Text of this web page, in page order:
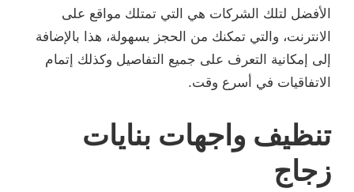
الأفضل لتلك الشركات هي التي تمتلك مواقع على
الانترنت، والتي تمكنك من الحجز بسهولة، هذا بالإضافة
إلى إمكانية التعرف على جميع التفاصيل وكذلك إتمام
الاتفاقيات في أسرع وقت.
تنظيف واجهات بنايات
زجاج